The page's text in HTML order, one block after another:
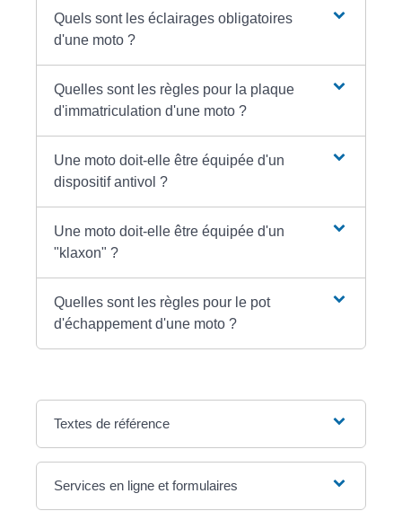
Quels sont les éclairages obligatoires
d'une moto ?
Quelles sont les règles pour la plaque
d'immatriculation d'une moto ?
Une moto doit-elle être équipée d'un
dispositif antivol ?
Une moto doit-elle être équipée d'un
"klaxon" ?
Quelles sont les règles pour le pot
d'échappement d'une moto ?
Textes de référence
Services en ligne et formulaires